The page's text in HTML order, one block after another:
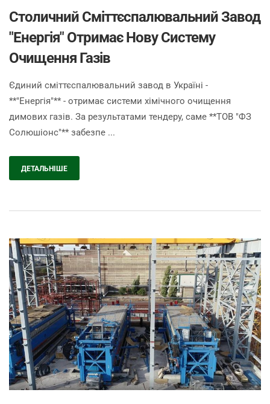
Столичний Сміттєспалювальний Завод
"Енергія" Отримає Нову Систему
Очищення Газів
Єдиний сміттєспалювальний завод в Україні -
**"Енергія"** - отримає системи хімічного очищення
димових газів. За результатами тендеру, саме **ТОВ "ФЗ
Солюшіонс"** забезпе ...
ДЕТАЛЬНІШЕ